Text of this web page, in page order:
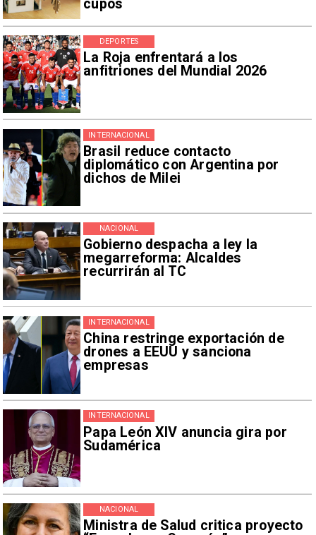
cupos
La Roja enfrentará a los
anfitriones del Mundial 2026
DEPORTES
Brasil reduce contacto
diplomático con Argentina por
dichos de Milei
INTERNACIONAL
Gobierno despacha a ley la
megarreforma: Alcaldes
recurrirán al TC
NACIONAL
China restringe exportación de
drones a EEUU y sanciona
empresas
INTERNACIONAL
Papa León XIV anuncia gira por
Sudamérica
INTERNACIONAL
Ministra de Salud critica proyecto
NACIONAL